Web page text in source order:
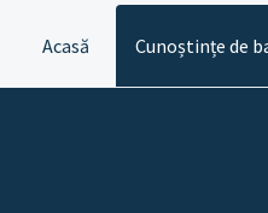
Acasă
Cunoștințe de